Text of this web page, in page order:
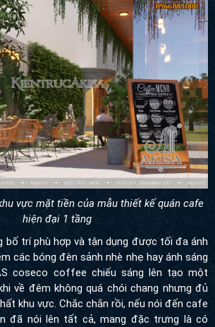
vực mặt tiền của mẫu thiết kế quán cafe
hiện đại 1 tầng
bố trí phù hợp và tận dụng được tối đa ánh
các bóng đèn sảnh nhè nhẹ hay ánh sáng
coseco coffee chiếu sáng lên tạo một
về đêm không quá chói chang nhưng đủ
khu vực. Chắc chắn rồi, nếu nói đến cafe
đã nói lên tất cả, mang đặc trưng là có